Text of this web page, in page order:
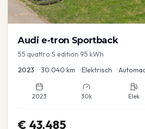
Audi e-tron Sportback
55 quattro S edition 95 kWh
2023 •30.040 km •Elektrisch •
2023 30k Elek
€ 43.485